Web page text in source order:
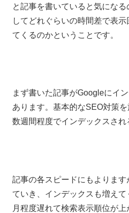
と記事を書いていると気にな
してどれぐらいの時間差で表
てくるのかということです。
まず書いた記事がGoogleにイ
あります。基本的なSEO対策
数週間程度でインデックスされ
記事の各スピードにもよりま
ていき、インデックスも増え
月程度遅れて検索表示順位が